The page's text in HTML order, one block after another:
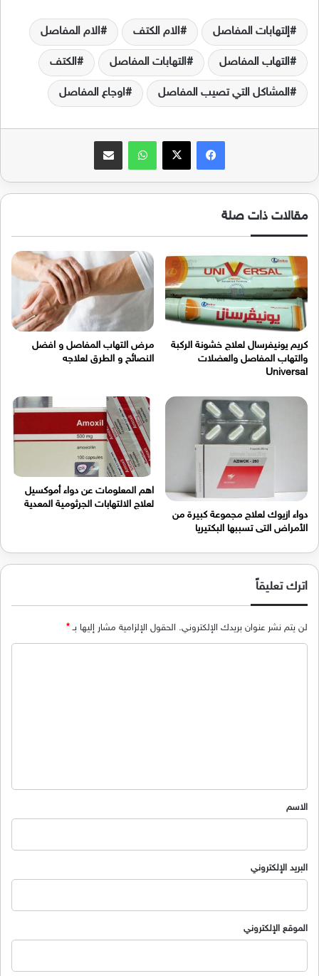
إلتهابات المفاصل الام الكتف الام المفاصل
التهاب المفاصل التهابات المفاصل الكتف
المشاكل التي تصيب المفاصل اوجاع المفاصل
فيسبوك‫X واتساب مشاركة عبر البريد
مقالات ذات صلة
كريم يونيفرسال لعلاج خشونة الركبة
والتهاب المفاصل والعضلات
Universal
مرض التهاب المفاصل و افضل
النصائح و الطرق لعلاجه
دواء ازيوك لعلاج مجموعة كبيرة من
الأمراض التى تسببها البكتيريا
اهم المعلومات عن دواء أموكسيل
لعلاج الالتهابات الجرثومية المعدية
اترك تعليقاً
لن يتم نشر عنوان بريدك الإلكتروني. الحقول الإلزامية مشار إليها بـ*
*
الاسم
البريد الإلكتروني
الموقع الإلكتروني